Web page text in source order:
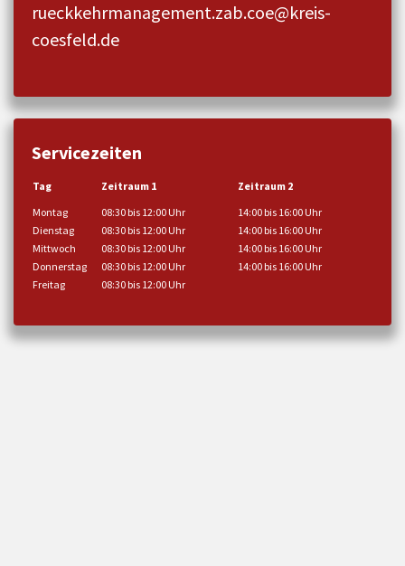
rueckkehrmanagement.zab.coe@kreis-
coesfeld.de
Servicezeiten
Tag Zeitraum 1
Zeitraum 2
Montag
08:30 bis 12:00 Uhr
14:00 bis 16:00 Uhr
Dienstag
08:30 bis 12:00 Uhr
14:00 bis 16:00 Uhr
Mittwoch
08:30 bis 12:00 Uhr
14:00 bis 16:00 Uhr
Donnerstag
08:30 bis 12:00 Uhr
14:00 bis 16:00 Uhr
Freitag
08:30 bis 12:00 Uhr